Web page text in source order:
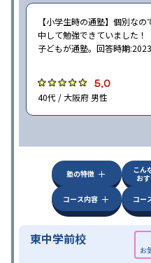
【小学生時の通塾】個別な
中して勉強できていました！
子どもが通塾。回答時期:2023
5.0
40代 / 大阪府 男性
塾の特徴
こん
お
コース内容
コー
東中学前校